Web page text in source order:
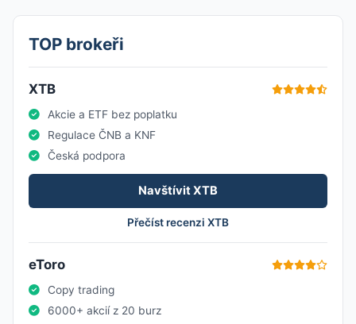
TOP brokeři
XTB
Akcie a ETF bez poplatku
Regulace ČNB a KNF
Česká podpora
Navštívit XTB
Přečíst recenzi XTB
eToro
Copy trading
6000+ akcií z 20 burz